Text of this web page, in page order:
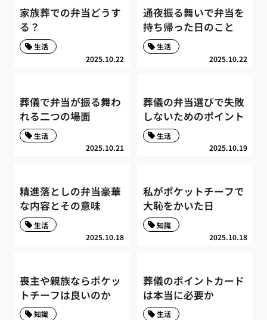
家族葬での弁当どうす
る？
2025.10.22
生活
通夜振る舞いで弁当を
持ち帰った日のこと
2025.10.22
生活
葬儀で弁当が振る舞わ
れる二つの場面
2025.10.21
生活
葬儀の弁当選びで失敗
しないためのポイント
2025.10.19
生活
精進落としの弁当豪華
な内容とその意味
2025.10.18
生活
私がポケットチーフで
大恥をかいた日
2025.10.18
知識
喪主や親族ならポケッ
トチーフは良いのか
知識
葬儀のポイントカード
は本当に必要か
生活